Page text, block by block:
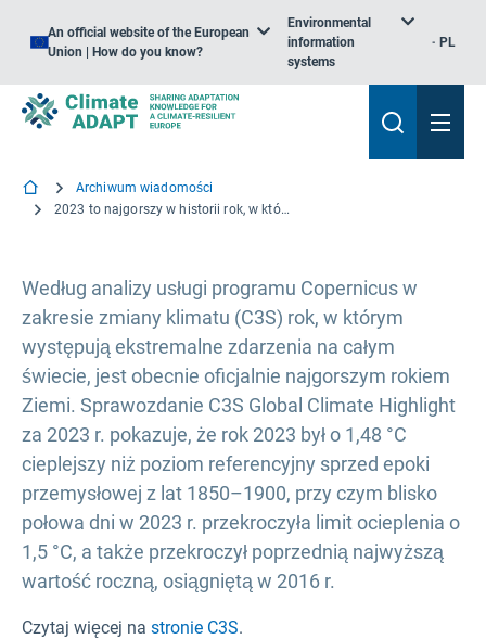
An official website of the European
Union | How do you know?
Environmental
information
systems
PL
Archiwum wiadomości
2023 to najgorszy w historii rok, w którym globalne temperatury są zbliżone do limitu 1,5 °C
Według analizy usługi programu Copernicus w
zakresie zmiany klimatu (C3S) rok, w którym
występują ekstremalne zdarzenia na całym
świecie, jest obecnie oficjalnie najgorszym rokiem
Ziemi. Sprawozdanie C3S Global Climate Highlight
za 2023 r. pokazuje, że rok 2023 był o 1,48 °C
cieplejszy niż poziom referencyjny sprzed epoki
przemysłowej z lat 1850–1900, przy czym blisko
połowa dni w 2023 r. przekroczyła limit ocieplenia o
1,5 °C, a także przekroczył poprzednią najwyższą
wartość roczną, osiągniętą w 2016 r.
Czytaj więcej na stronie C3S.